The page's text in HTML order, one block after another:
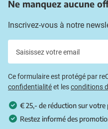
Ne manquez aucune
Inscrivez-vous à notre
Ce formulaire est protégé par
confidentialitéet lesconditions
€ 25,- de réduction sur
Restez informé des